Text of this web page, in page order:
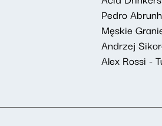
Pedro
Męskie
Andrzej
Alex Rossi -